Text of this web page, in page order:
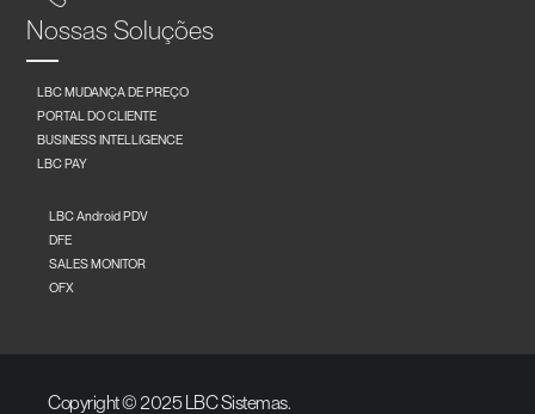
Nossas Soluções
LBC MUDANÇA DE PREÇO
PORTAL DO CLIENTE
BUSINESS INTELLIGENCE
LBC PAY
LBC Android PDV
DFE
SALES MONITOR
OFX
Copyright © 2025 LBC Sistemas.